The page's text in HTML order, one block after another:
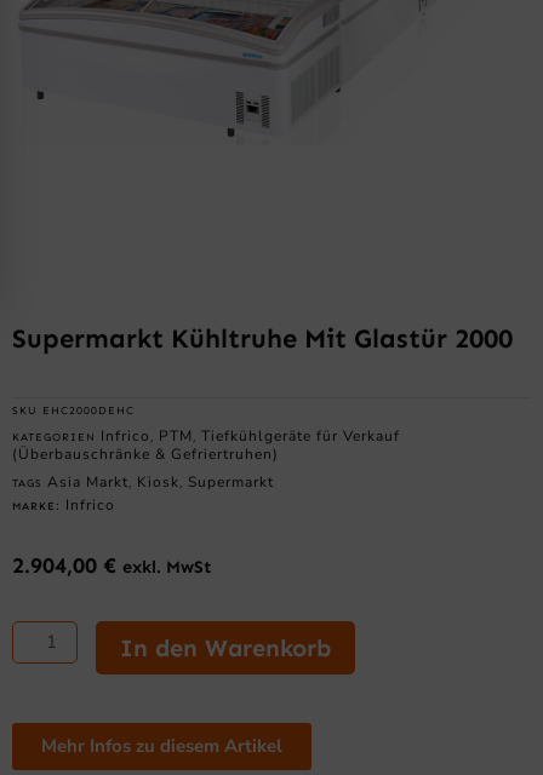
Supermarkt Kühltruhe Mit Glastür 2000
SKU EHC2000DEHC
KATEGORIEN Infrico , PTM , Tiefkühlgeräte für Verkauf
(Überbauschränke & Gefriertruhen)
TAGS Asia Markt , Kiosk , Supermarkt
MARKE: Infrico
2.904,00 € exkl. MwSt
Supermarkt
Kühltruhe
mit
2000
Menge
In den Warenkorb
Mehr Infos zu diesem Artikel